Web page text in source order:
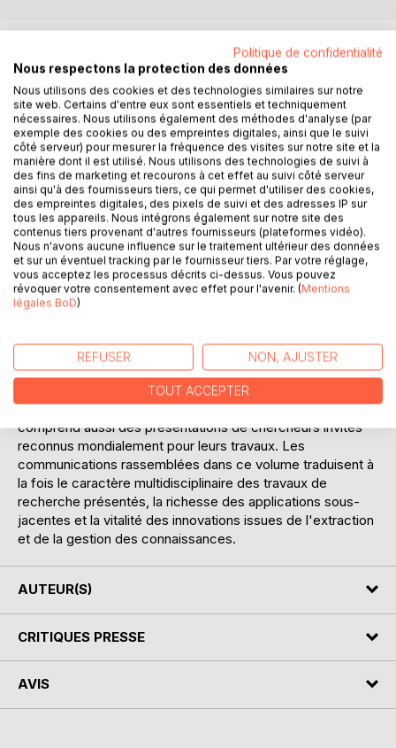
La sélection d'articles publiés dans le présent recueil
constitue les actes des 18èmes Journées Internationales
Francophones Extraction et Gestion des Connaissances
(EGC 2018) qui se sont déroulées à la Maison des
Sciences de l'Homme - Paris Nord et l'Université de Paris
13 du 22 janvier au 26 janvier 2018. L'objectif de ces
journées scientifiques est de rassembler dans un même
lieu les chercheurs de disciplines connexes (Bases de
Données, Statistiques, Apprentissage, Représentation des
Connaissances, Gestion des Connaissances, Fouille de
Données et Science des données) et les ingénieurs qui
mettent en oeuvre sur des données réelles des méthodes
communauté francophone en Extraction et Gestion des
Connaissances et regroupe des chercheurs de nombreux
pays (notamment France, Belgique, Suisse, Canada,
Afrique du Nord). Le programme de la conférence
comprend aussi des présentations de chercheurs invités
reconnus mondialement pour leurs travaux. Les
communications rassemblées dans ce volume traduisent à
la fois le caractère multidisciplinaire des travaux de
recherche présentés, la richesse des applications sous-
jacentes et la vitalité des innovations issues de l'extraction
et de la gestion des connaissances.
AUTEUR(S)
CRITIQUES PRESSE
AVIS
Politique de confidentialité
Nous respectons la protection des données
Nous utilisons des cookies et des technologies similaires sur notre
site web. Certains d'entre eux sont essentiels et techniquement
nécessaires. Nous utilisons également des méthodes d'analyse (par
exemple des cookies ou des empreintes digitales, ainsi que le suivi
côté serveur) pour mesurer la fréquence des visites sur notre site et la
manière dont il est utilisé. Nous utilisons des technologies de suivi à
des fins de marketing et recourons à cet effet au suivi côté serveur
ainsi qu'à des fournisseurs tiers, ce qui permet d'utiliser des cookies,
des empreintes digitales, des pixels de suivi et des adresses IP sur
tous les appareils. Nous intégrons également sur notre site des
contenus tiers provenant d'autres fournisseurs (plateformes vidéo).
Nous n'avons aucune influence sur le traitement ultérieur des données
et sur un éventuel tracking par le fournisseur tiers. Par votre réglage,
vous acceptez les processus décrits ci-dessus. Vous pouvez
révoquer votre consentement avec effet pour l'avenir. (Mentions
légales BoD)
REFUSER NON, AJUSTER
TOUT ACCEPTER